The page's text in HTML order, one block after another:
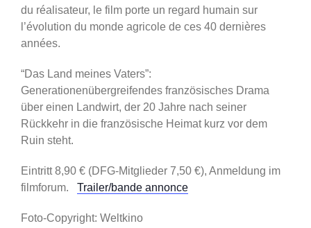
du réalisateur, le film porte un regard humain sur
l’évolution du monde agricole de ces 40 dernières
années.
“Das Land meines Vaters”:
Generationenübergreifendes französisches Drama
über einen Landwirt, der 20 Jahre nach seiner
Rückkehr in die französische Heimat kurz vor dem
Ruin steht.
Eintritt 8,90 € (DFG-Mitglieder 7,50 €), Anmeldung im
filmforum. Trailer/bande annonce
Foto-Copyright: Weltkino